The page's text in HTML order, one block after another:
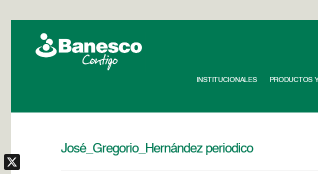
INSTITUCIONALES PRODUCTOS
José_Gregorio_Hernández periodico